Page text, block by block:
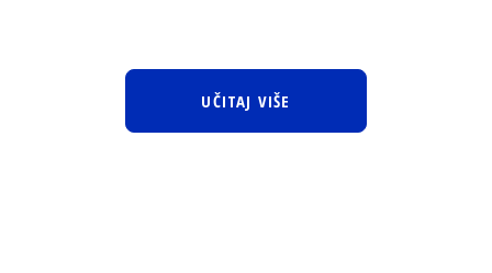
UČITAJ VIŠE